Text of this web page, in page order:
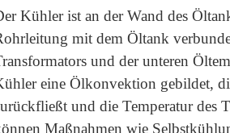
Kühler ist an der Wand des
mit dem Öltank
und der unteren
eine Ölkonvektion gebildet,
und die Temperatur des
Maßnahmen wie